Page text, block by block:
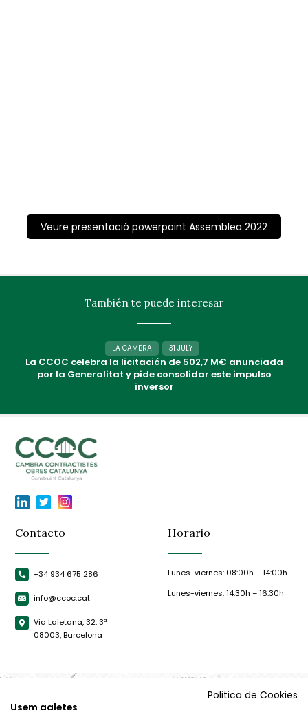
Veure presentació powerpoint Assemblea 2022
También te puede interesar
LA CAMBRA 31 JULY
La CCOC celebra la licitación de 502,7 M€ anunciada
por la Generalitat y pide consolidar este impulso
inversor
Contacto
+34 934 675 286
info@ccoc.cat
Via Laietana, 32, 3ª
08003, Barcelona
Horario
Lunes-viernes: 08:00h – 14:00h
Lunes-viernes: 14:30h – 16:30h
Politica de Cookies